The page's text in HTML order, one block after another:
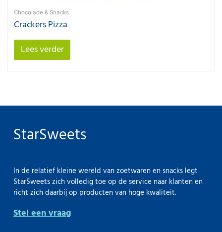
Chocolade & Snacks
Crackers Pizza
Lees verder
StarSweets
In de relatief kleine wereld van zoetwaren en snacks legt
StarSweets zich volledig toe op de service naar klanten en
richt zich daarbij op producten van hoge kwaliteit.
Stel een vraag